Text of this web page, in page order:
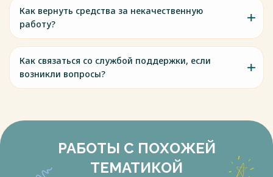
Как вернуть средства за некачественную
работу?
Как связаться со службой поддержки, если
возникли вопросы?
РАБОТЫ С ПОХОЖЕЙ
ТЕМАТИКОЙ